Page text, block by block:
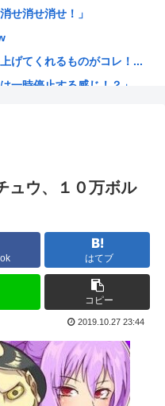
カップルとバトルして...
に懲役20年の有罪判...
」キラキラ女さん「人生...
せ消せ消せ！」
げてくれるものがコレ！...
一時停止する感じ！？」...
ケるwww
ーが本気で分析した結...
がいいらしい。
ーン、青少年への影響を...
超石器時代だった英国に...
きくない」3兆円も支援...
」「黒沢ともよ」パチ●...
郎」「高市早苗」 無礼...
いう展開好きなんやが
が発掘されるwww
ュウ、１０万ボル
はてブ
コピー
2019.10.27 23:44